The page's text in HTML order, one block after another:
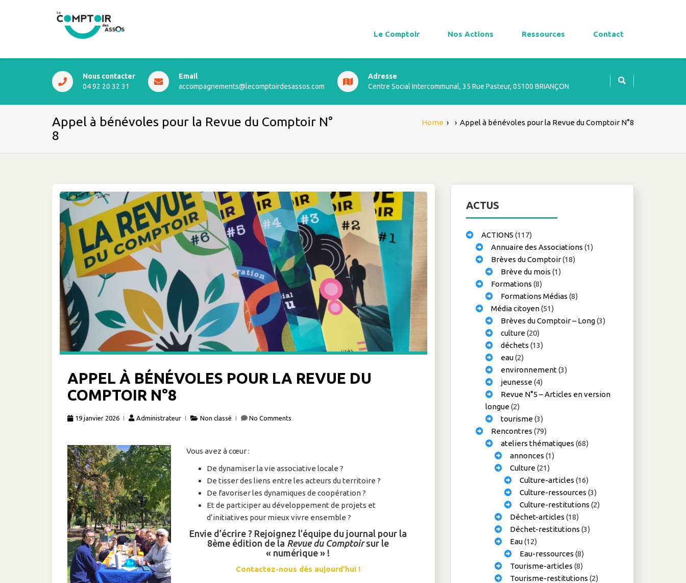
Le Comptoir Nos Actions Ressources Contact
Nous contacter
04 92 20 32 31
Email
accompagnements@lecomptoirdesassos.com
Adresse
Centre Social Intercommunal, 35 Rue Pasteur, 05100 BRIANÇON
Appel à bénévoles pour la Revue du Comptoir N°
8
Home › › Appel à bénévoles pour la Revue du Comptoir N°8
APPEL À BÉNÉVOLES POUR LA REVUE DU
COMPTOIR N°8
19 janvier 2026 Administrateur Non classé No Comments
Vous avez à cœur :
De dynamiser la vie associative locale ?
De tisser des liens entre les acteurs du territoire ?
De favoriser les dynamiques de coopération ?
Et de participer au développement de projets et
d’initiatives pour mieux vivre ensemble ?
Envie d’écrire ? Rejoignez l’équipe du journal pour la
8ème édition de la Revue du Comptoirsur le
« numérique » !
Contactez-nous dès aujourd’hui !
ACTUS
ACTIONS (117)
Annuaire des Associations (1)
Brèves du Comptoir(18)
Brève du mois (1)
Formations (8)
Formations Médias (8)
Média citoyen(51)
Brèves du Comptoir – Long(3)
culture(20)
déchets (13)
eau(2)
environnement(3)
jeunesse(4)
Revue N°5 – Articles en version
longue(2)
tourisme(3)
Rencontres (79)
ateliers thématiques (68)
annonces (1)
Culture(21)
Culture-articles (16)
Culture-ressources (3)
Culture-restitutions (2)
Déchet-articles (18)
Déchet-restitutions (3)
Eau(12)
Eau-ressources (8)
Tourisme-articles (8)
Tourisme-restitutions (2)